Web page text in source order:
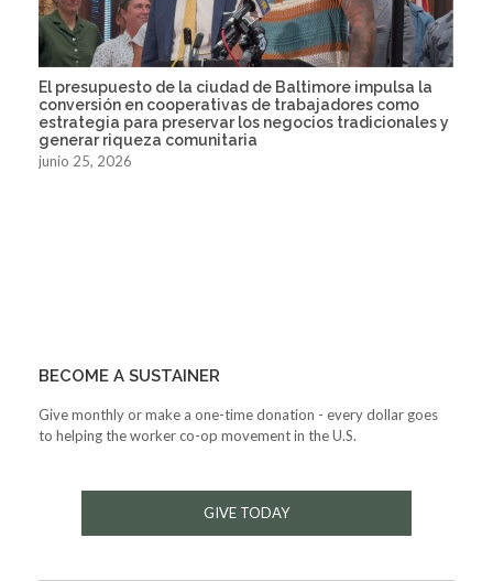
El presupuesto de la ciudad de Baltimore impulsa la
conversión en cooperativas de trabajadores como
estrategia para preservar los negocios tradicionales y
generar riqueza comunitaria
junio 25, 2026
BECOME A SUSTAINER
Give monthly or make a one-time donation - every dollar goes
to helping the worker co-op movement in the U.S.
GIVE TODAY